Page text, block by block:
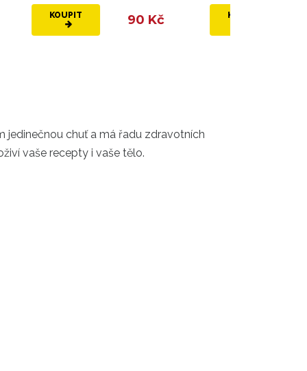
90 Kč KOUPIT 85 Kč
jedinečnou chuť a má řadu zdravotních
vaše recepty i vaše tělo.